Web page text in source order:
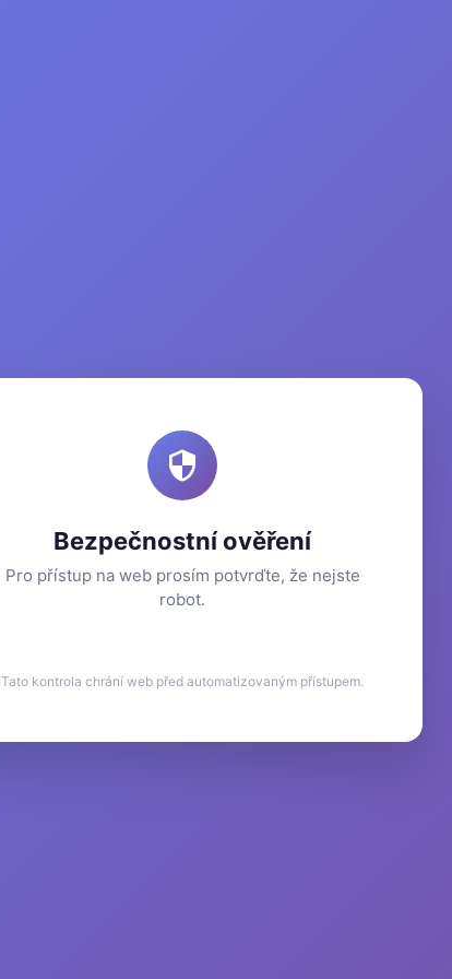
Bezpečnostní ověření
Pro přístup na web prosím potvrďte, že nejste
robot.
Tato kontrola chrání web před automatizovaným přístupem.